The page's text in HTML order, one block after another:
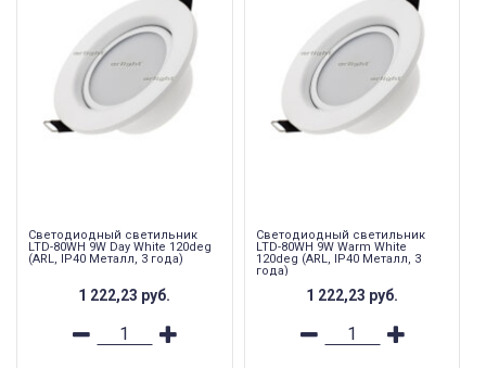
Светодиодный светильник
LTD-80WH 9W Day White 120deg
(ARL, IP40 Металл, 3 года)
1 222,23 руб.
Светодиодный светильник
LTD-80WH 9W Warm White
120deg (ARL, IP40 Металл, 3
года)
1 222,23 руб.